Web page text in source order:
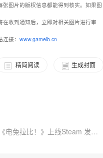
图片的版权信息都能得到核实。如果图
收到通知后，立即对相关图片进行审
接： www.gameib.cn
生成封面
精简阅读
下一篇：动作冒险游戏《电兔拉比！》上线Steam 发售日待定